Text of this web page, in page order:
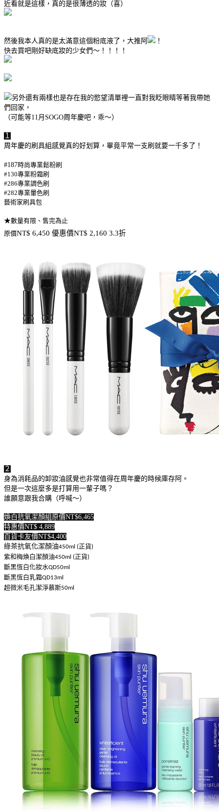
近看就是這樣，真的是很薄透的妝（喜）
然後我本人真的是太滿意這個粉底液了，大推阿
！
快去買吧剛好缺底妝的少女們～！！！！
另外還有兩樣也是存在我的慾望清單裡一直對我眨眼睛等著我帶她
們回家，
（可能等11月SOGO周年慶吧，乖～）
１
周年慶的刷具組感覺真的好划算，畢竟平常一支刷就要一千多了！
#187時尚專業鬆粉刷
#130專業粉霜刷
#286專業調色刷
#282專業暈色刷
藝術家刷具包
★數量有限、售完為止
原價NT$ 6,450 優惠價NT$ 2,160 3.3折
２
身為消耗品的卸妝油感覺也非常值得在周年慶的時候庫存阿。
但是一次這麼多是打算用一輩子嗎？
誰願意跟我合購（呼喊～）
煥白抗氧潔顏組原價NT$6,465
特惠價NT$ 4,889
百貨卡友價NT$4,400
綠茶抗氧化潔顏油450ml (正貨)
紫和梅煥白潔顏油450ml (正貨)
斷黑恆白化妝水QD50ml
斷黑恆白乳霜QD13ml
超微米毛孔潔淨慕斯50ml